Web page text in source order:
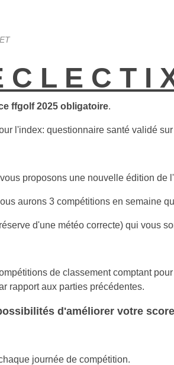
C L E C T
ffgolf 2025 obligatoire.
l'index: questionnaire santé validé
proposons une nouvelle édition de
aurons 3 compétitions en semaine
d'une météo correcte) qui vous
de classement comptant
rapport aux parties précédentes.
d'améliorer votre
journée de compétition.